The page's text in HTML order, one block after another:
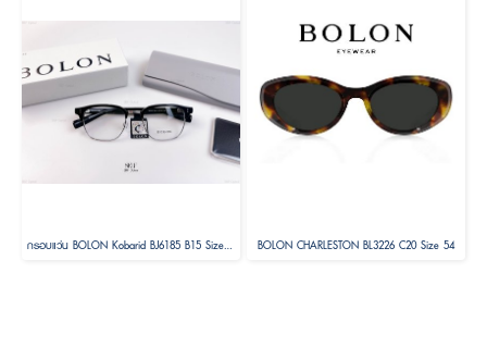
กรอบแว่น BOLON Kobarid BJ6185 B15 Size 52 BOLON CHARLESTON BL3226 C20 Size 54